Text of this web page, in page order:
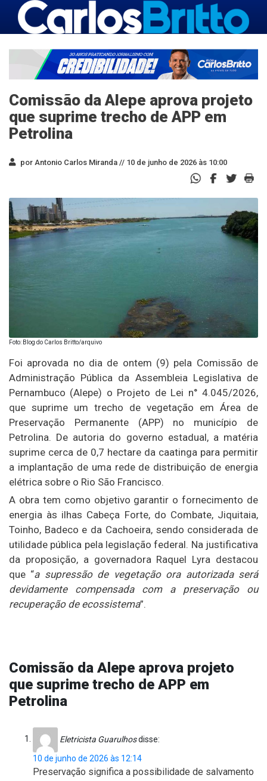
Comissão da Alepe aprova projeto
que suprime trecho de APP em
Petrolina
por Antonio Carlos Miranda // 10 de junho de 2026 às 10:00
Foto: Blog do Carlos Britto/arquivo
Foi aprovada no dia de ontem (9) pela Comissão de
Administração Pública da Assembleia Legislativa de
Pernambuco (Alepe) o Projeto de Lei n° 4.045/2026,
que suprime um trecho de vegetação em Área de
Preservação Permanente (APP) no município de
Petrolina. De autoria do governo estadual, a matéria
suprime cerca de 0,7 hectare da caatinga para permitir
a implantação de uma rede de distribuição de energia
elétrica sobre o Rio São Francisco.
A obra tem como objetivo garantir o fornecimento de
energia às ilhas Cabeça Forte, do Combate, Jiquitaia,
Toinho, Badeco e da Cachoeira, sendo considerada de
utilidade pública pela legislação federal. Na justificativa
da proposição, a governadora Raquel Lyra destacou
que “a supressão de vegetação ora autorizada será
devidamente compensada com a preservação ou
recuperação de ecossistema”.
Comissão da Alepe aprova projeto
que suprime trecho de APP em
Petrolina
Eletricista Guarulhosdisse:
10 de junho de 2026 às 12:14
Preservação significa a possibilidade de salvamento